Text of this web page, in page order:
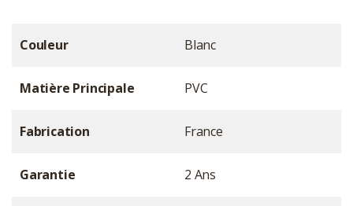
Couleur Blanc
Matière Principale PVC
Fabrication France
Garantie 2 Ans